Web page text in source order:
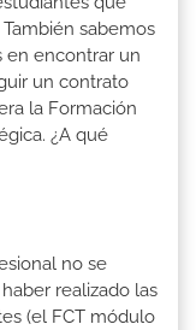
sabemos
en encontrar un
un contrato
la Formación
¿A qué
no se
realizado las
(el FCT módulo